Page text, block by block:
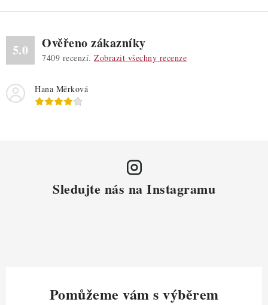
5.0 Ověřeno zákazníky
7409 recenzí. Zobrazit všechny recenze
Hana Měrková
Sledujte nás na Instagramu
Pomůžeme vám s výběrem